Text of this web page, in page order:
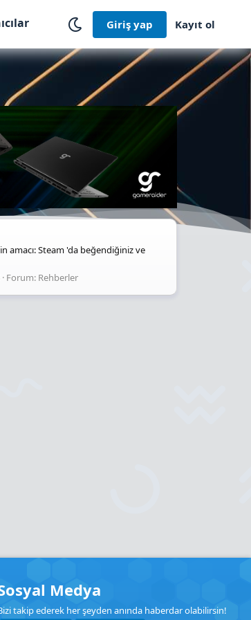
Giriş yap Kayıt ol
amacı: Steam 'da beğendiğiniz ve
Forum: Rehberler
Medya
takip ederek her şeyden anında haberdar olabilirsin!